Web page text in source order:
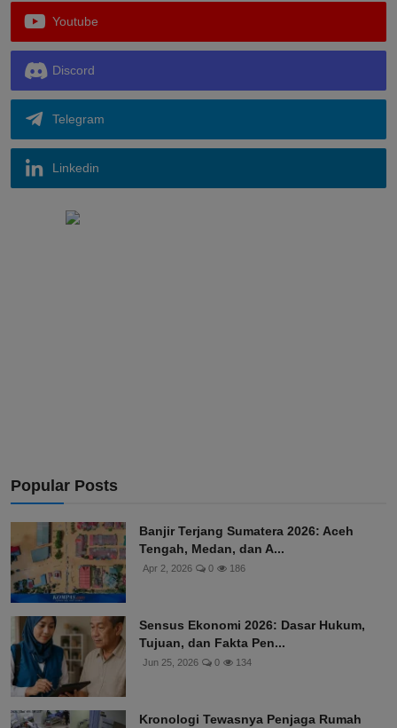
Youtube
Discord
Telegram
Linkedin
Popular Posts
Banjir Terjang Sumatera 2026: Aceh
Tengah, Medan, dan A...
Apr 2, 2026 0 186
Sensus Ekonomi 2026: Dasar Hukum,
Tujuan, dan Fakta Pen...
Jun 25, 2026 0 134
Kronologi Tewasnya Penjaga Rumah